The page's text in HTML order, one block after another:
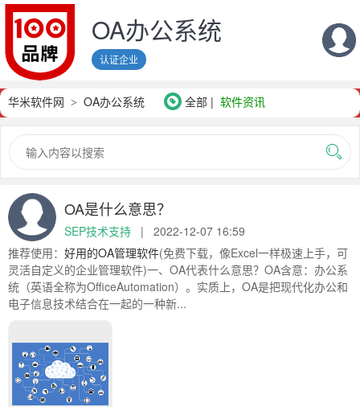
OA办公系统
认证企业
华米软件网 OA办公系统 全部 软件资讯
OA是什么意思？
SEP技术支持 |
2022-12-07 16:59
推荐使用： 好用的OA管理软件(免费下载，像Excel一样极速上手，可
灵活自定义的企业管理软件)一、OA代表什么意思？OA含意：办公系
统（英语全称为OfficeAutomation）。实质上，OA是把现代化办公和
电子信息技术结合在一起的一种新...